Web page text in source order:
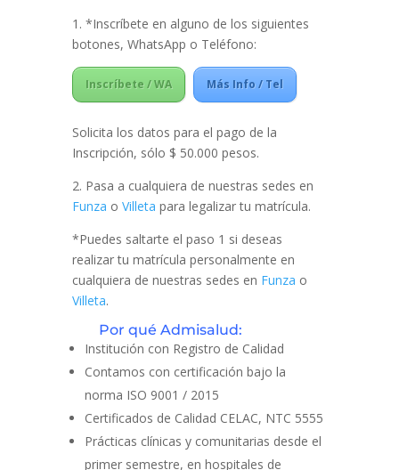
1. *Inscríbete en alguno de los siguientes
botones, WhatsApp o Teléfono:
Inscríbete / WA Más Info / Tel
Solicita los datos para el pago de la
Inscripción, sólo $ 50.000 pesos.
2. Pasa a cualquiera de nuestras sedes en
Funza o Villeta para legalizar tu matrícula.
*Puedes saltarte el paso 1 si deseas
realizar tu matrícula personalmente en
cualquiera de nuestras sedes en Funza o
Villeta.
Por qué Admisalud:
Institución con Registro de Calidad
Contamos con certificación bajo la
norma ISO 9001 / 2015
Certificados de Calidad CELAC, NTC 5555
Prácticas clínicas y comunitarias desde el
primer semestre, en hospitales de